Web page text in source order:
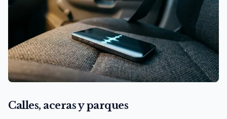
Calles, aceras y parques